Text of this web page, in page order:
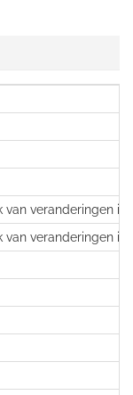
veranderingen in
veranderingen in